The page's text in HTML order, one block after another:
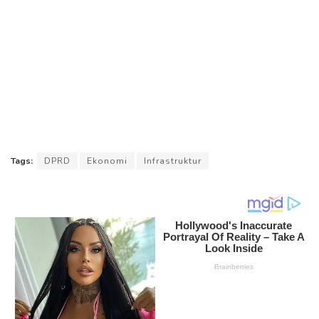
Tags: DPRD Ekonomi Infrastruktur